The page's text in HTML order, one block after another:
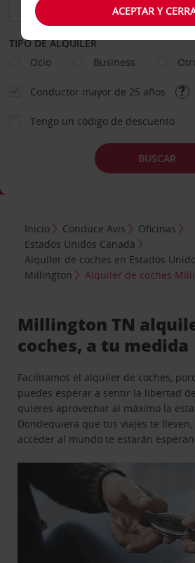
TIPO DE ALQUILER
Ocio
Business
Conductor mayor de 25 años
Tengo un código de descuento
BUSCAR
Inicio Conduce Avis
Oficinas
Estados Unidos Canadá
Alquiler de coches en Estados
Millington
Alquiler de coches
Millington TN
coches, a tu medida
Facilitamos el alquiler de coches,
puedes esperar a sentir la libertad
quieres aprovechar al máximo la
Dondequiera que tus viajes te lleven,
acceder al mundo te estarán
ACEPTAR Y